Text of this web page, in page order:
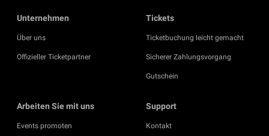
Unternehmen
Über uns
Offizieller Ticketpartner
Tickets
Ticketbuchung leicht gemacht
Sicherer Zahlungsvorgang
Gutschein
Arbeiten Sie mit uns
Events promoten
Support
Kontakt